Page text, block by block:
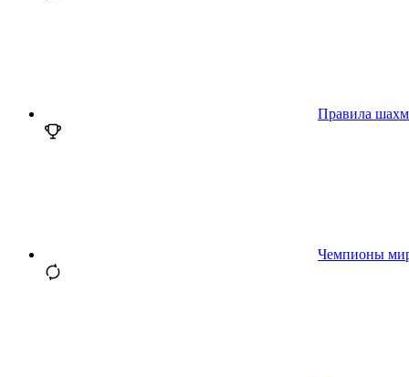
Правила
Чемпионы